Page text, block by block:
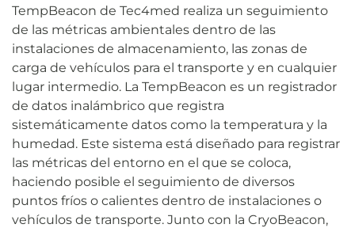
TempBeacon de Tec4med realiza un seguimiento
de las métricas ambientales dentro de las
instalaciones de almacenamiento, las zonas de
carga de vehículos para el transporte y en cualquier
lugar intermedio. La TempBeacon es un registrador
de datos inalámbrico que registra
sistemáticamente datos como la temperatura y la
humedad. Este sistema está diseñado para registrar
las métricas del entorno en el que se coloca,
haciendo posible el seguimiento de diversos
puntos fríos o calientes dentro de instalaciones o
vehículos de transporte. Junto con la CryoBeacon,